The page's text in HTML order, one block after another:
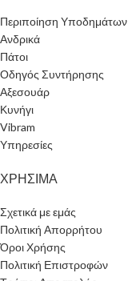
Περιποίηση Υποδημάτων
Ανδρικά
Πάτοι
Οδηγός Συντήρησης
Αξεσουάρ
Κυνήγι
Vibram
Υπηρεσίες
ΧΡΗΣΙΜΑ
Σχετικά με εμάς
Πολιτική Απορρήτου
Όροι Χρήσης
Πολιτική Επιστροφών